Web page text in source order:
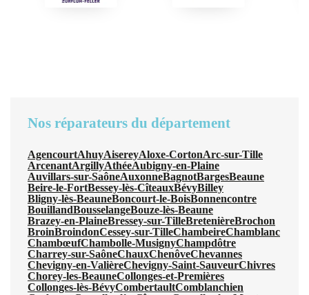
Nos réparateurs du département
AgencourtAhuyAisereyAloxe-CortonArc-sur-Tille
ArcenantArgillyAthéeAubigny-en-Plaine
Auvillars-sur-SaôneAuxonneBagnotBargesBeaune
Beire-le-FortBessey-lès-CîteauxBévyBilley
Bligny-lès-BeauneBoncourt-le-BoisBonnencontre
BouillandBousselangeBouze-lès-Beaune
Brazey-en-PlaineBressey-sur-TilleBretenièreBrochon
BroinBroindonCessey-sur-TilleChambeireChamblanc
ChambœufChambolle-MusignyChampdôtre
Charrey-sur-SaôneChauxChenôveChevannes
Chevigny-en-ValièreChevigny-Saint-SauveurChivres
Chorey-les-BeauneCollonges-et-Premières
Collonges-lès-BévyCombertaultComblanchien